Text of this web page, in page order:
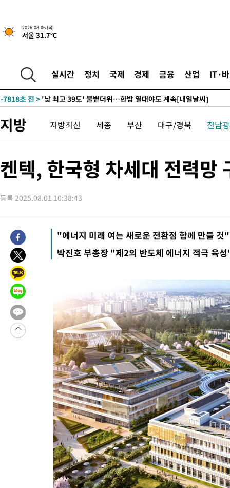
2026.08.06 (목)
서울 31.7℃
실시간 정치 국제 경제 금융 산업 IT·
-10838초 전 > [속보]합참 "北 발사체는 단거리탄도미사일…감시·경계태세
-8422초 전 >
[속보]합참 "북, 동해상으로 미상 발사체 발사"
-7818초 전 >'낮 최고 39도' 불볕더위…한밤 열대야도 계속[내일날씨]
-7777초 전 >[속보]7~9일 프로야구 3연전도 폭염 취소…11일 재개
-7439초 전 >
"韓 외환시장 개입 관측 배경엔 美의 대한국 무역적자 있어"
-7266초 전 >
-6668초 전 >
[속보]종합특검, 대검 추가 압수수색…내란 중요임무종사 혐의
-2763초 전 >[속보]코스닥, 800p 회복…0.26% 오른 801.67 마감
46분 전 >
손흥민, 5경기 연속골 실패…LAFC는 승부차기 끝 과달라하라 격파
2시간 전 >
내일까지 39도 '펄펄'…기상청 "태풍 지나며 폭염 잠시 꺾인다"
-28348초 전 >
-27784초 전 >
[속보] 뉴욕증시, 혼조 출발…나스닥 0.3%↓, 다우 0.14%↑
-26577초 전 >
축구협회, 15년 전 심판 성 접대 파문에 "현재는 내부 지침 준
-25262초 전 >
경찰, '홍명보는 2순위' 결론냈던 스포츠윤리센터도 압수수색
-10858초 전 >
[속보]합참 "北 발사체는 단거리탄도미사일…감시·경계태세
화"
-10606초 전 >
日방위성, 北이 동해로 쏜 발사체는 탄도미사일 가능성
[속보] SKT, 에이닷 서비스 장애 발생…"원인 파악 중"
[속보]합참 "북, 동해상으로 미상 발사체 발사"
'낮 최고 39도' 불볕더위…한밤 열대야도 계속[내일날씨]
[속보]7~9일 프로야구 3연전도 폭염 취소…11일 재개
"韓 외환시장 개입 관측 배경엔 美의 대한국 무역적자 있어"
'월드컵 탈락 후폭풍' 축구협회…초유의 압수수색에 '충격·당
서울 낮 37.9도, 올여름 최고치 경신…영등포 순간 '40도'
[속보]종합특검, 대검 추가 압수수색…내란 중요임무종사 혐의
[속보]코스닥, 800p 회복…0.26% 오른 801.67 마감
[속보]코스피, 301.88포인트(4.58%) 내린 6296.38 마감
지방 지방최신 세종 부산 대구/경북 전남
켄텍, 한국형 차세대 전력
등록 2025.08.01 10:38:43
"에너지 미래 여는 새로운 전환점 함께 만들 것"
박진호 부총장 "제2의 반도체 에너지 적극 육